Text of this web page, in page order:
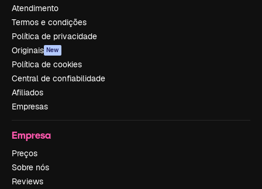
Atendimento
Termos e condições
Política de privacidade
Originais New
Política de cookies
Central de confiabilidade
Afiliados
Empresas
Empresa
Preços
Sobre nós
Reviews